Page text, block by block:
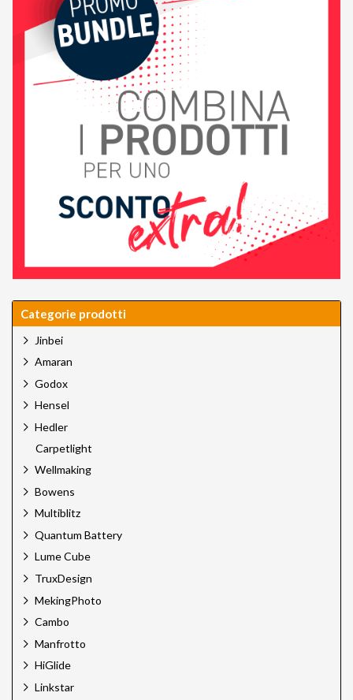
Categorie prodotti
Jinbei
Amaran
Godox
Hensel
Hedler
Carpetlight
Wellmaking
Bowens
Multiblitz
Quantum Battery
Lume Cube
TruxDesign
MekingPhoto
Cambo
Manfrotto
HiGlide
Linkstar